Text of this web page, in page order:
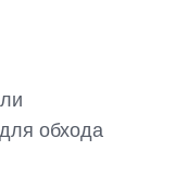
обхода